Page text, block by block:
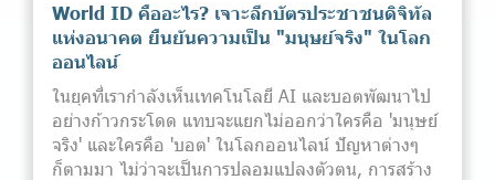
World ID คืออะไร? เจาะลึกบัตรประชาชนดิจิทัล
แห่งอนาคต ยืนยันความเป็น "มนุษย์จริง" ในโลก
ออนไลน์
ในยุคที่เรากำลังเห็นเทคโนโลยี AI และบอตพัฒนาไป
อย่างก้าวกระโดด แทบจะแยกไม่ออกว่าใครคือ 'มนุษย์
จริง' และใครคือ 'บอต' ในโลกออนไลน์ ปัญหาต่างๆ
ก็ตามมา ไม่ว่าจะเป็นการปลอมแปลงตัวตน, การสร้าง